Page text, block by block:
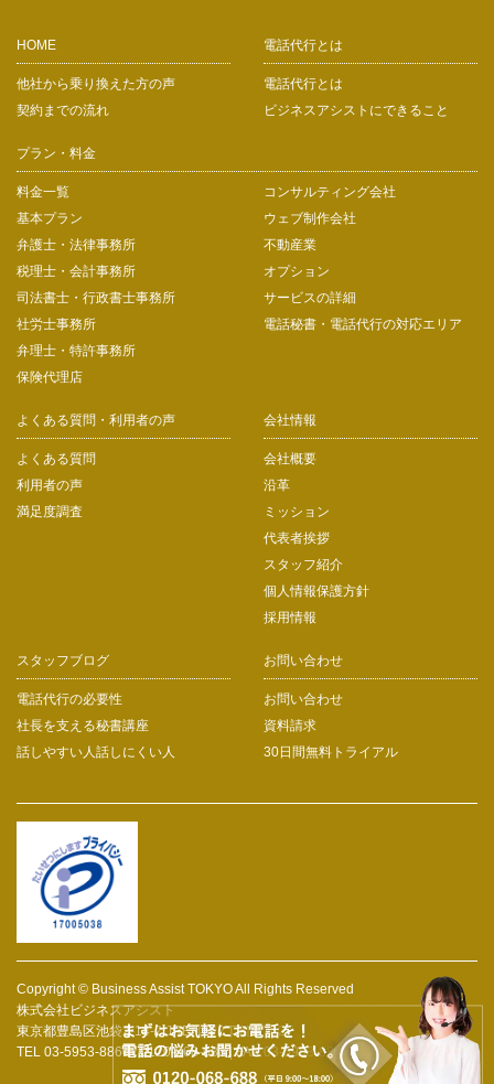
HOME
他社から乗り換えた方の声
契約までの流れ
電話代行とは
電話代行とは
ビジネスアシストにできること
プラン・料金
料金一覧
基本プラン
弁護士・法律事務所
税理士・会計事務所
司法書士・行政書士事務所
社労士事務所
弁理士・特許事務所
保険代理店
コンサルティング会社
ウェブ制作会社
不動産業
オプション
サービスの詳細
電話秘書・電話代行の対応エリア
よくある質問・利用者の声
よくある質問
利用者の声
満足度調査
会社情報
会社概要
沿革
ミッション
代表者挨拶
スタッフ紹介
個人情報保護方針
採用情報
スタッフブログ
電話代行の必要性
社長を支える秘書講座
話しやすい人話しにくい人
お問い合わせ
お問い合わせ
資料請求
30日間無料トライアル
Copyright © Business Assist TOKYO All Rights Reserved
株式会社ビジネスアシスト
東京都豊島区池袋2-14-2 JRE池袋2丁目ビル2F
TEL 03-5953-8860 / 0120-068-688 | FAX 03-5953-8862